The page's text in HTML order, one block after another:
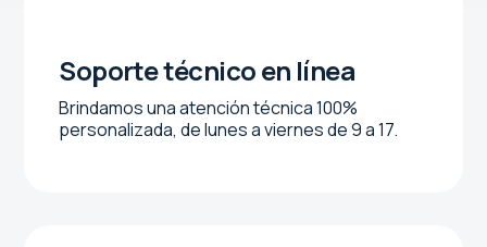
Soporte técnico en línea
Brindamos una atención técnica 100%
personalizada, de lunes a viernes de 9 a 17.